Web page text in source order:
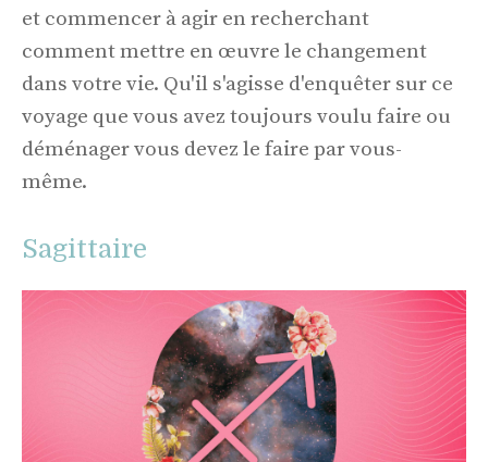
et commencer à agir en recherchant
comment mettre en œuvre le changement
dans votre vie. Qu'il s'agisse d'enquêter sur ce
voyage que vous avez toujours voulu faire ou
déménager vous devez le faire par vous-
même.
Sagittaire